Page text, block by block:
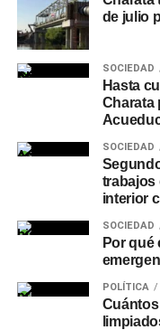
de julio
SOCIEDAD
Hasta
Charata
SOCIEDAD
trabajos
interior
SOCIEDAD
Por qué
POLÍTICA